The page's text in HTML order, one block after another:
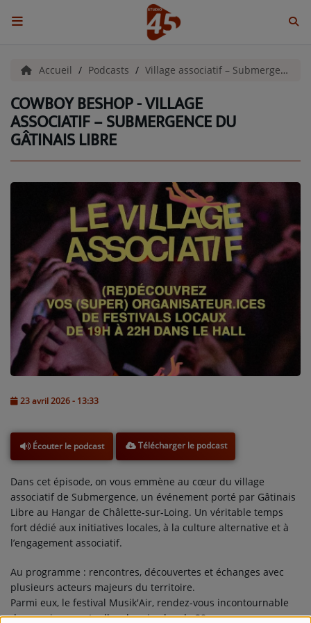
ACCUEIL
Emissions
BENJI & COMPAGNIE
GRAFFITI CINÉMA
LES ASSOCIÉS DU JOUR
LA CHRONIQUE ENVIRONNEMENTALE
LA CHRONIQUE MUSICALE
L'ÉNERGIE DES 9 ÉTOILES
MIXTAPE ADDICT RADIO SHOW
"SI ON CHANTAIT", L'ÉMISSION
SONS 2 DARONS
La Radio
EQUIPE
PODCASTS
INTERVIEW
Musique
TITRES DIFFUSÉS
Accueil Podcasts Village associatif – Submergence du Gâtinais Libre
COWBOY BESHOP - VILLAGE
ASSOCIATIF – SUBMERGENCE DU
GÂTINAIS LIBRE
23 avril 2026 - 13:33
Écouter le podcast Télécharger le podcast
Dans cet épisode, on vous emmène au cœur du village
associatif de Submergence, un événement porté par Gâtinais
Libre au Hangar de Châlette-sur-Loing. Un véritable temps
fort dédié aux initiatives locales, à la culture alternative et à
l’engagement associatif.
Au programme : rencontres, découvertes et échanges avec
plusieurs acteurs majeurs du territoire.
Parmi eux, le festival Musik'Air, rendez-vous incontournable
des musiques actuelles depuis plus de 20 ans, reconnu pour